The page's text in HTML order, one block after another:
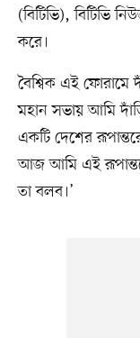
(বিটিভি), বিটিভি
করে।
বৈশ্বিক এই ফোরামে
মহান সভায় আমি
একটি দেশের
আজ আমি এই
তা বলব।’